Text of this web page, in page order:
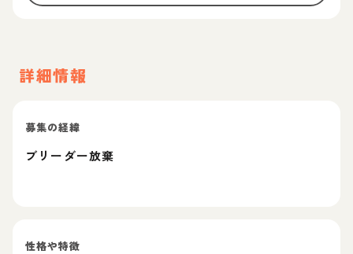
詳細情報
募集の経緯
ブリーダー放棄
性格や特徴